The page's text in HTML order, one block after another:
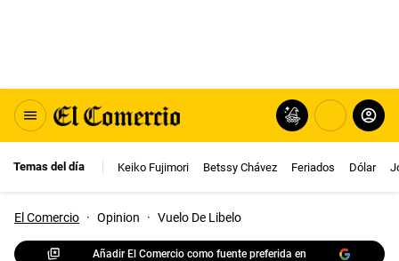
Temas del día Keiko Fujimori Betssy Chávez Feriados Dólar
El Comercio · Opinion · Vuelo De Libelo
Añadir El Comercio como fuente preferida en